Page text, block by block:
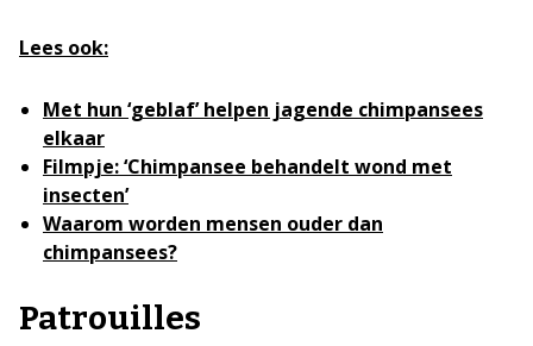
Lees ook:
Met hun ‘geblaf’ helpen jagende chimpansees
elkaar
Filmpje: ‘Chimpansee behandelt wond met
insecten’
Waarom worden mensen ouder dan
chimpansees?
Patrouilles